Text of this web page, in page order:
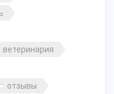
ветеринария
отзывы